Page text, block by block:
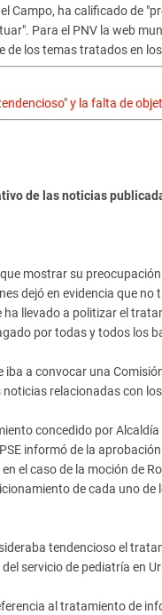
Campo, ha calificado de
Para el PNV la web
los temas tratados en
y la falta de
de las noticias
mostrar su
dejó en evidencia que
ha llevado a politizar el
por todas y todos los
a convocar una
relacionadas con
concedido por
informó de la
el caso de la moción de
de cada uno
tendencioso el
servicio de pediatría en
al tratamiento de